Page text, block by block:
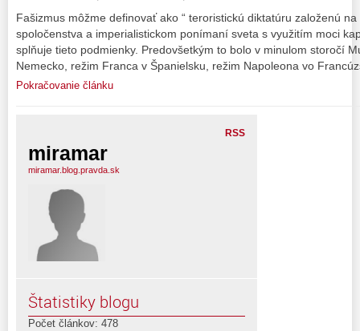
Fašizmus môžme definovať ako “ teroristickú diktatúru založenú
spoločenstva a imperialistickom ponímaní sveta s využitím moci
splňuje tieto podmienky. Predovšetkým to bolo v minulom storočí
Nemecko, režim Franca v Španielsku, režim Napoleona vo
Pokračovanie článku
RSS
miramar
miramar.blog.pravda.sk
Štatistiky blogu
Počet článkov: 478